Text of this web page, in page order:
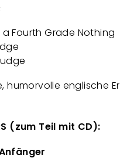
Fourth Grade Nothing
humorvolle englische
(zum Teil mit CD):